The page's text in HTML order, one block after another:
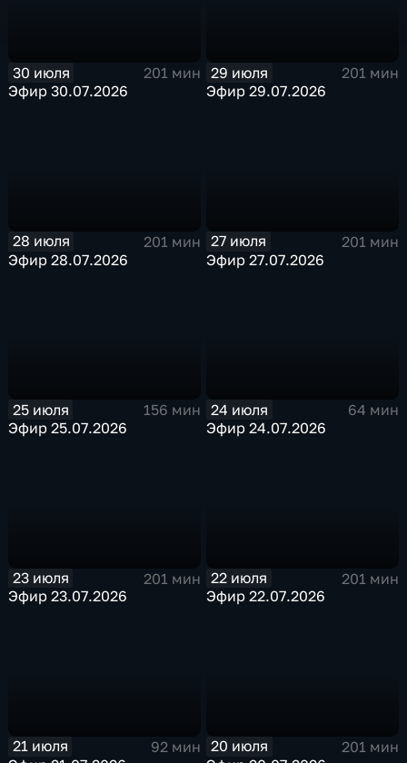
30 июля
201 мин
Эфир 30.07.2026
29 июля
201 мин
Эфир 29.07.2026
28 июля
201 мин
Эфир 28.07.2026
27 июля
201 мин
Эфир 27.07.2026
25 июля
156 мин
Эфир 25.07.2026
24 июля
64 мин
Эфир 24.07.2026
23 июля
201 мин
Эфир 23.07.2026
22 июля
201 мин
Эфир 22.07.2026
21 июля
92 мин
20 июля
201 мин